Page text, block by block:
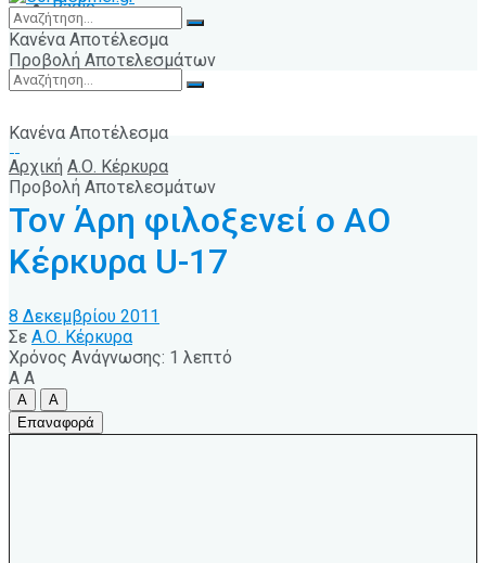
Radio
Κανένα Αποτέλεσμα
Προβολή Αποτελεσμάτων
Κανένα Αποτέλεσμα
Προβολή Αποτελεσμάτων
Αρχική Α.Ο. Κέρκυρα
Τον Άρη φιλοξενεί ο ΑΟ
Κέρκυρα U-17
8 Δεκεμβρίου 2011
Σε Α.Ο. Κέρκυρα
Χρόνος Ανάγνωσης: 1 λεπτό
A A
A
A
Επαναφορά